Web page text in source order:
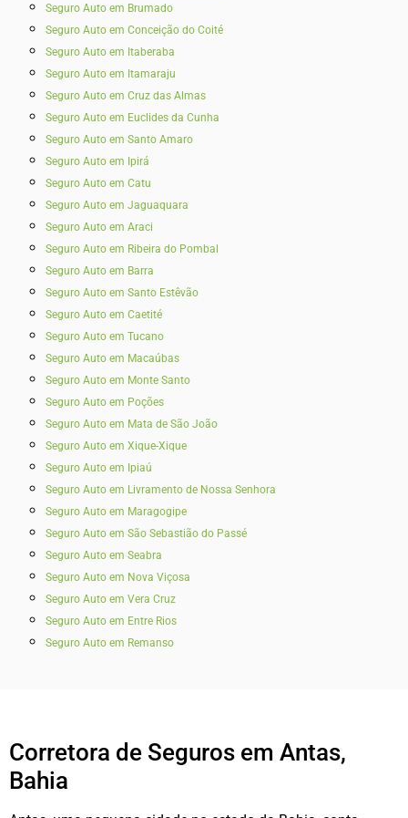
Seguro Auto em Brumado
Seguro Auto em Conceição do Coité
Seguro Auto em Itaberaba
Seguro Auto em Itamaraju
Seguro Auto em Cruz das Almas
Seguro Auto em Euclides da Cunha
Seguro Auto em Santo Amaro
Seguro Auto em Ipirá
Seguro Auto em Catu
Seguro Auto em Jaguaquara
Seguro Auto em Araci
Seguro Auto em Ribeira do Pombal
Seguro Auto em Barra
Seguro Auto em Santo Estêvão
Seguro Auto em Caetité
Seguro Auto em Tucano
Seguro Auto em Macaúbas
Seguro Auto em Monte Santo
Seguro Auto em Poções
Seguro Auto em Mata de São João
Seguro Auto em Xique-Xique
Seguro Auto em Ipiaú
Seguro Auto em Livramento de Nossa Senhora
Seguro Auto em Maragogipe
Seguro Auto em São Sebastião do Passé
Seguro Auto em Seabra
Seguro Auto em Nova Viçosa
Seguro Auto em Vera Cruz
Seguro Auto em Entre Rios
Seguro Auto em Remanso
Corretora de Seguros em Antas,
Bahia